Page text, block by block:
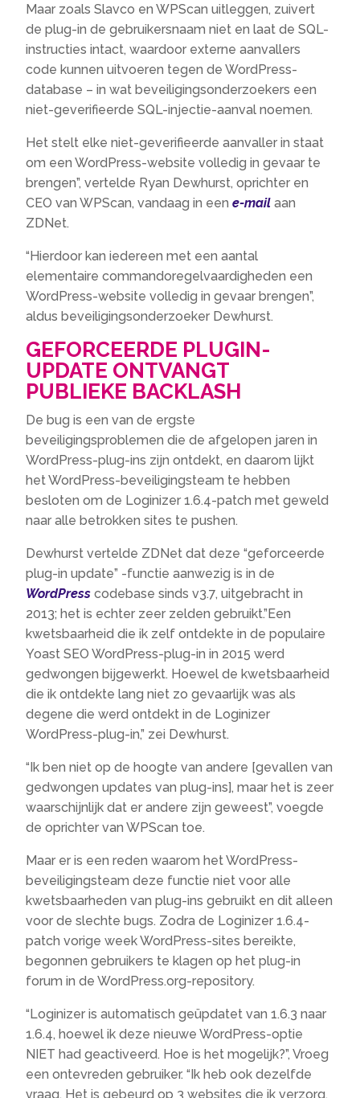
Maar zoals Slavco en WPScan uitleggen, zuivert
de plug-in de gebruikersnaam niet en laat de SQL-
instructies intact, waardoor externe aanvallers
code kunnen uitvoeren tegen de WordPress-
database – in wat beveiligingsonderzoekers een
niet-geverifieerde SQL-injectie-aanval noemen.
Het stelt elke niet-geverifieerde aanvaller in staat
om een WordPress-website volledig in gevaar te
brengen”, vertelde Ryan Dewhurst, oprichter en
CEO van WPScan, vandaag in eene-mail aan
ZDNet.
“Hierdoor kan iedereen met een aantal
elementaire commandoregelvaardigheden een
WordPress-website volledig in gevaar brengen”,
aldus beveiligingsonderzoeker Dewhurst.
GEFORCEERDE PLUGIN-
UPDATE ONTVANGT
PUBLIEKE BACKLASH
De bug is een van de ergste
beveiligingsproblemen die de afgelopen jaren in
WordPress-plug-ins zijn ontdekt, en daarom lijkt
het WordPress-beveiligingsteam te hebben
besloten om de Loginizer 1.6.4-patch met geweld
naar alle betrokken sites te pushen.
Dewhurst vertelde ZDNet dat deze “geforceerde
plug-in update” -functie aanwezig is in de
WordPress codebase sinds v3.7, uitgebracht in
2013; het is echter zeer zelden gebruikt.”Een
kwetsbaarheid die ik zelf ontdekte in de populaire
Yoast SEO WordPress-plug-in in 2015 werd
gedwongen bijgewerkt. Hoewel de kwetsbaarheid
die ik ontdekte lang niet zo gevaarlijk was als
degene die werd ontdekt in de Loginizer
WordPress-plug-in,” zei Dewhurst.
“Ik ben niet op de hoogte van andere [gevallen van
gedwongen updates van plug-ins], maar het is zeer
waarschijnlijk dat er andere zijn geweest”, voegde
de oprichter van WPScan toe.
Maar er is een reden waarom het WordPress-
beveiligingsteam deze functie niet voor alle
kwetsbaarheden van plug-ins gebruikt en dit alleen
voor de slechte bugs. Zodra de Loginizer 1.6.4-
patch vorige week WordPress-sites bereikte,
begonnen gebruikers te klagen op het plug-in
forum in de WordPress.org-repository.
“Loginizer is automatisch geüpdatet van 1.6.3 naar
1.6.4, hoewel ik deze nieuwe WordPress-optie
NIET had geactiveerd. Hoe is het mogelijk?”, Vroeg
een ontevreden gebruiker. “Ik heb ook dezelfde
vraag. Het is gebeurd op 3 websites die ik verzorg,